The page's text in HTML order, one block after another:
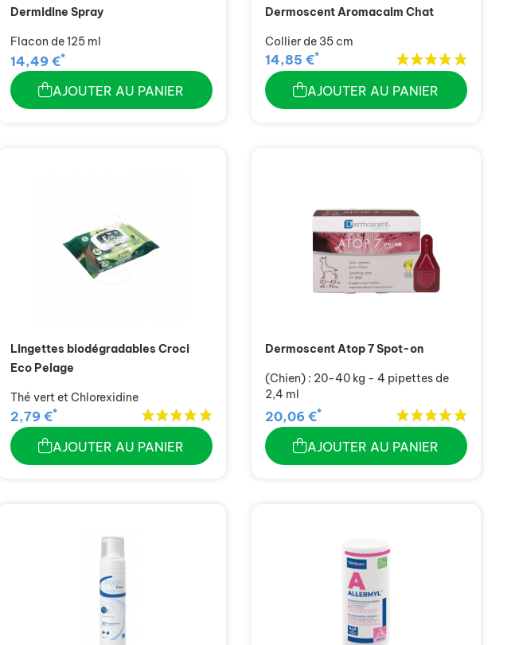
Dermidine Spray
Flacon de 125 ml
14,49 €*
AJOUTER AU PANIER
Dermoscent Aromacalm Chat
Collier de 35 cm
14,85 €*
AJOUTER AU PANIER
Lingettes biodégradables Croci
Eco Pelage
Thé vert et Chlorexidine
2,79 €*
AJOUTER AU PANIER
Dermoscent Atop 7 Spot-on
(Chien) : 20-40 kg - 4 pipettes de
2,4 ml
20,06 €*
AJOUTER AU PANIER